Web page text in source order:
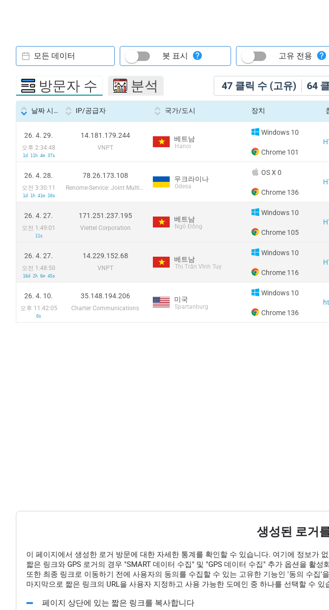
47 클릭 수 (고유) 64
모든 데이터 봇 표시 고유 전용
방문자 수 분석
날짜 시간 IP/공급자 국가/도시 장치
26. 4. 29.
오후 2:34:48
1d 11h 4m 37s
14.181.179.244
VNPT
베트남
Hanoi
Windows 10
Chrome 101
26. 4. 28.
오전 3:30:11
1d 1h 41m 10s
78.26.173.108
Renome-Service: Joint Multimedia Cable Network
우크라이나
Odesa
OS X 0
Chrome 136
26. 4. 27.
오전 1:49:01
11s
171.251.237.195
Viettel Corporation
베트남
Ngô Đồng
Windows 10
Chrome 105
26. 4. 27.
오전 1:48:50
16d 2h 6m 45s
14.229.152.68
VNPT
베트남
Thị Trấn Vĩnh Tuy
Windows 10
Chrome 116
26. 4. 10.
오후 11:42:05
0s
35.148.194.206
Charter Communications
미국
Spartanburg
Windows 10
Chrome 136
생성된 로거
이 페이지에서 생성한 로거 방문에 대한 자세한 통계를 확인할 수 있습니다. 여기에 정보가
짧은 링크와 GPS 로거의 경우 "SMART 데이터 수집" 및 "GPS 데이터 수집" 추가 옵션을 활
또한 최종 링크로 이동하기 전에 사용자의 동의를 수집할 수 있는 고유한 기능인 '동의 수집
마지막으로 짧은 링크의 URL을 사용자 지정하고 사용 가능한 도메인 중 하나를 선택할 수
페이지 상단에 있는 짧은 링크를 복사합니다